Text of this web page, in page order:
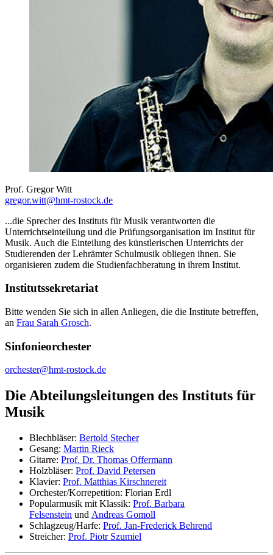
Prof. Gregor Witt
gregor.witt@hmt-rostock.de
...die Sprecher des Instituts für Musik verantworten die
Unterrichtseinteilung und die Prüfungsorganisation im Institut für
Musik. Auch die Einteilung des künstlerischen Unterrichts der
Studierenden der Lehrämter Schulmusik obliegen ihnen. Sie
organisieren zudem die Studienfachberatung in ihrem Institut.
Institutssekretariat
Bitte wenden Sie sich in allen Anliegen, die die Institute betreffen,
an Frau Sarah Grosch.
Sinfonieorchester
orchester@hmt-rostock.de
Die Abteilungsleitungen des Instituts für
Musik
Blechbläser: Bertold Stecher
Gesang: Martin Rieck
Gitarre: Prof. Dr. Thomas Offermann
Holzbläser: Prof. David Petersen
Klavier: Prof. Matthias Kirschnereit
Orchester/Korrepetition: Florian Erdl
Popularmusik mit Klassik: Prof. Barbara
Felsenstein und Andreas Gomoll
Schlagzeug/Harfe: Prof. Jan-Frederick Behrend
Streicher: Prof. Piotr Szumiel